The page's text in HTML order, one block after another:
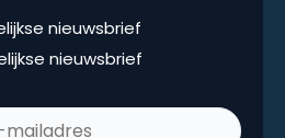
nieuwsbrief
nieuwsbrief